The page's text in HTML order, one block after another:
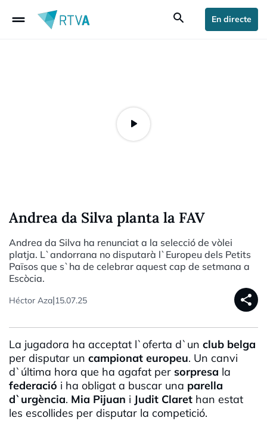
drag_handle search En directe
Andrea da Silva planta la FAV
Andrea da Silva ha renunciat a la selecció de vòlei
platja. L`andorrana no disputarà l`Europeu dels Petits
Països que s`ha de celebrar aquest cap de setmana a
Escòcia.
Héctor Aza|15.07.25 share
La jugadora ha acceptat l`oferta d`un club belga
per disputar un campionat europeu. Un canvi
d`última hora que ha agafat per sorpresa la
federació i ha obligat a buscar una parella
d`urgència. Mia Pijuan i Judit Claret han estat
les escollides per disputar la competició.